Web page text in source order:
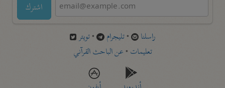
اشترك
راسلنا •تليجرام •تويتر
تعليمات •عن الباحث القرآني